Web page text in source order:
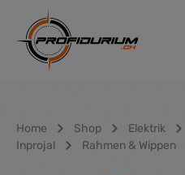
Zum Hauptinhalt springen
Home Shop Elektrik
Inprojal
Rahmen & Wippen